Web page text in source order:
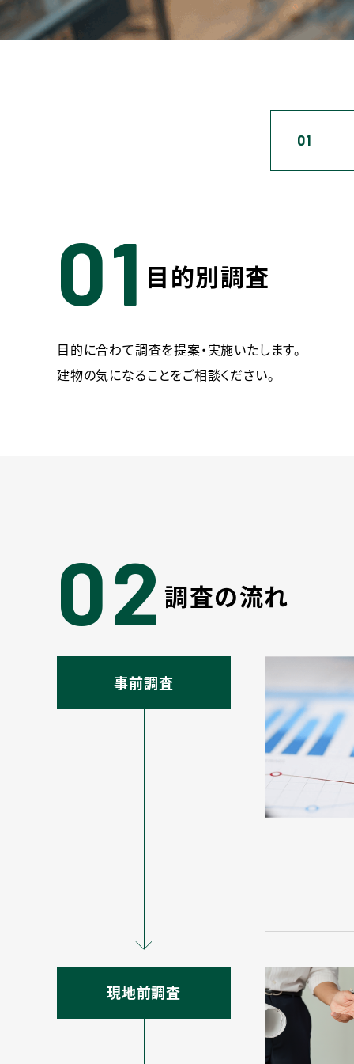
01
01 目的別調査
目的に合わて調査を提案・実施いたします。
建物の気になることをご相談ください。
02 調査の流れ
事前調査
現地前調査